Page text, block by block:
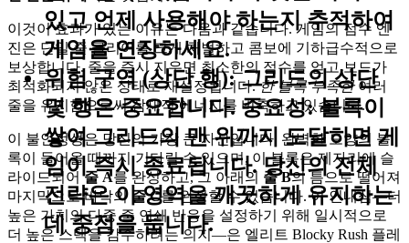
있고 언제 사용해야 하는지 추적하여
게임을 연장하세요.
위험 구역 (상단 행):그리드의 상단
몇 행은 중요합니다. 중요성:블록이
쌓여 그리드의 맨 위까지 도달하면 게
임이 즉시 종료됩니다. 당신의 전체
전략은 이 영역을 깨끗하게 유지하는
데 중점을 둡니다.
이것이 효과가 있는 이유는 다음과 같습니다. 게임의 점수 엔
진은 단일 줄 클리어를 크게 처벌하고 콤보에 기하급수적으로
보상합니다. 줄을 즉시 지우면 최소한의 점수를 얻고 보드가
최적화되지 않은 상태로 재설정됩니다.한 블록 부족한여러
줄을 유지함으로써 잠재적 에너지를 비축하고 있습니다.
이 불안정성은 당신의 가장 큰 자산입니다. 완벽한 모양의 블
록이 들어올 때까지 기다릴 수 있으며, 이 블록은 제자리에 슬
라이드되어줄 A를 완성하고, 그 아래의 줄 B의 틈으로 떨어져
마지막으로 바닥의 줄 C를 완성할 수 있습니다. 이 인내심—더
높은 가치의 다중 줄 연쇄 반응을 설정하기 위해 일시적으로
더 높은 스택을 감수하려는 의지—은 엘리트 Blocky Rush 플레